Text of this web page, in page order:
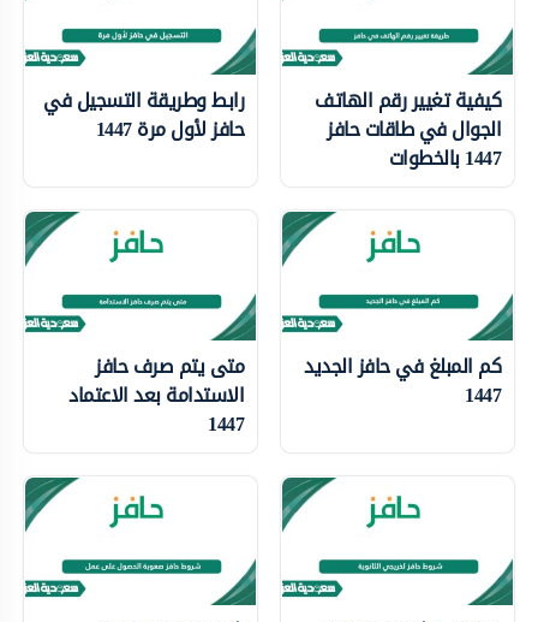
كيفية تغيير رقم الهاتف
الجوال في طاقات حافز
1447 بالخطوات
رابط وطريقة التسجيل في
حافز لأول مرة 1447
كم المبلغ في حافز الجديد
1447
متى يتم صرف حافز
الاستدامة بعد الاعتماد
1447